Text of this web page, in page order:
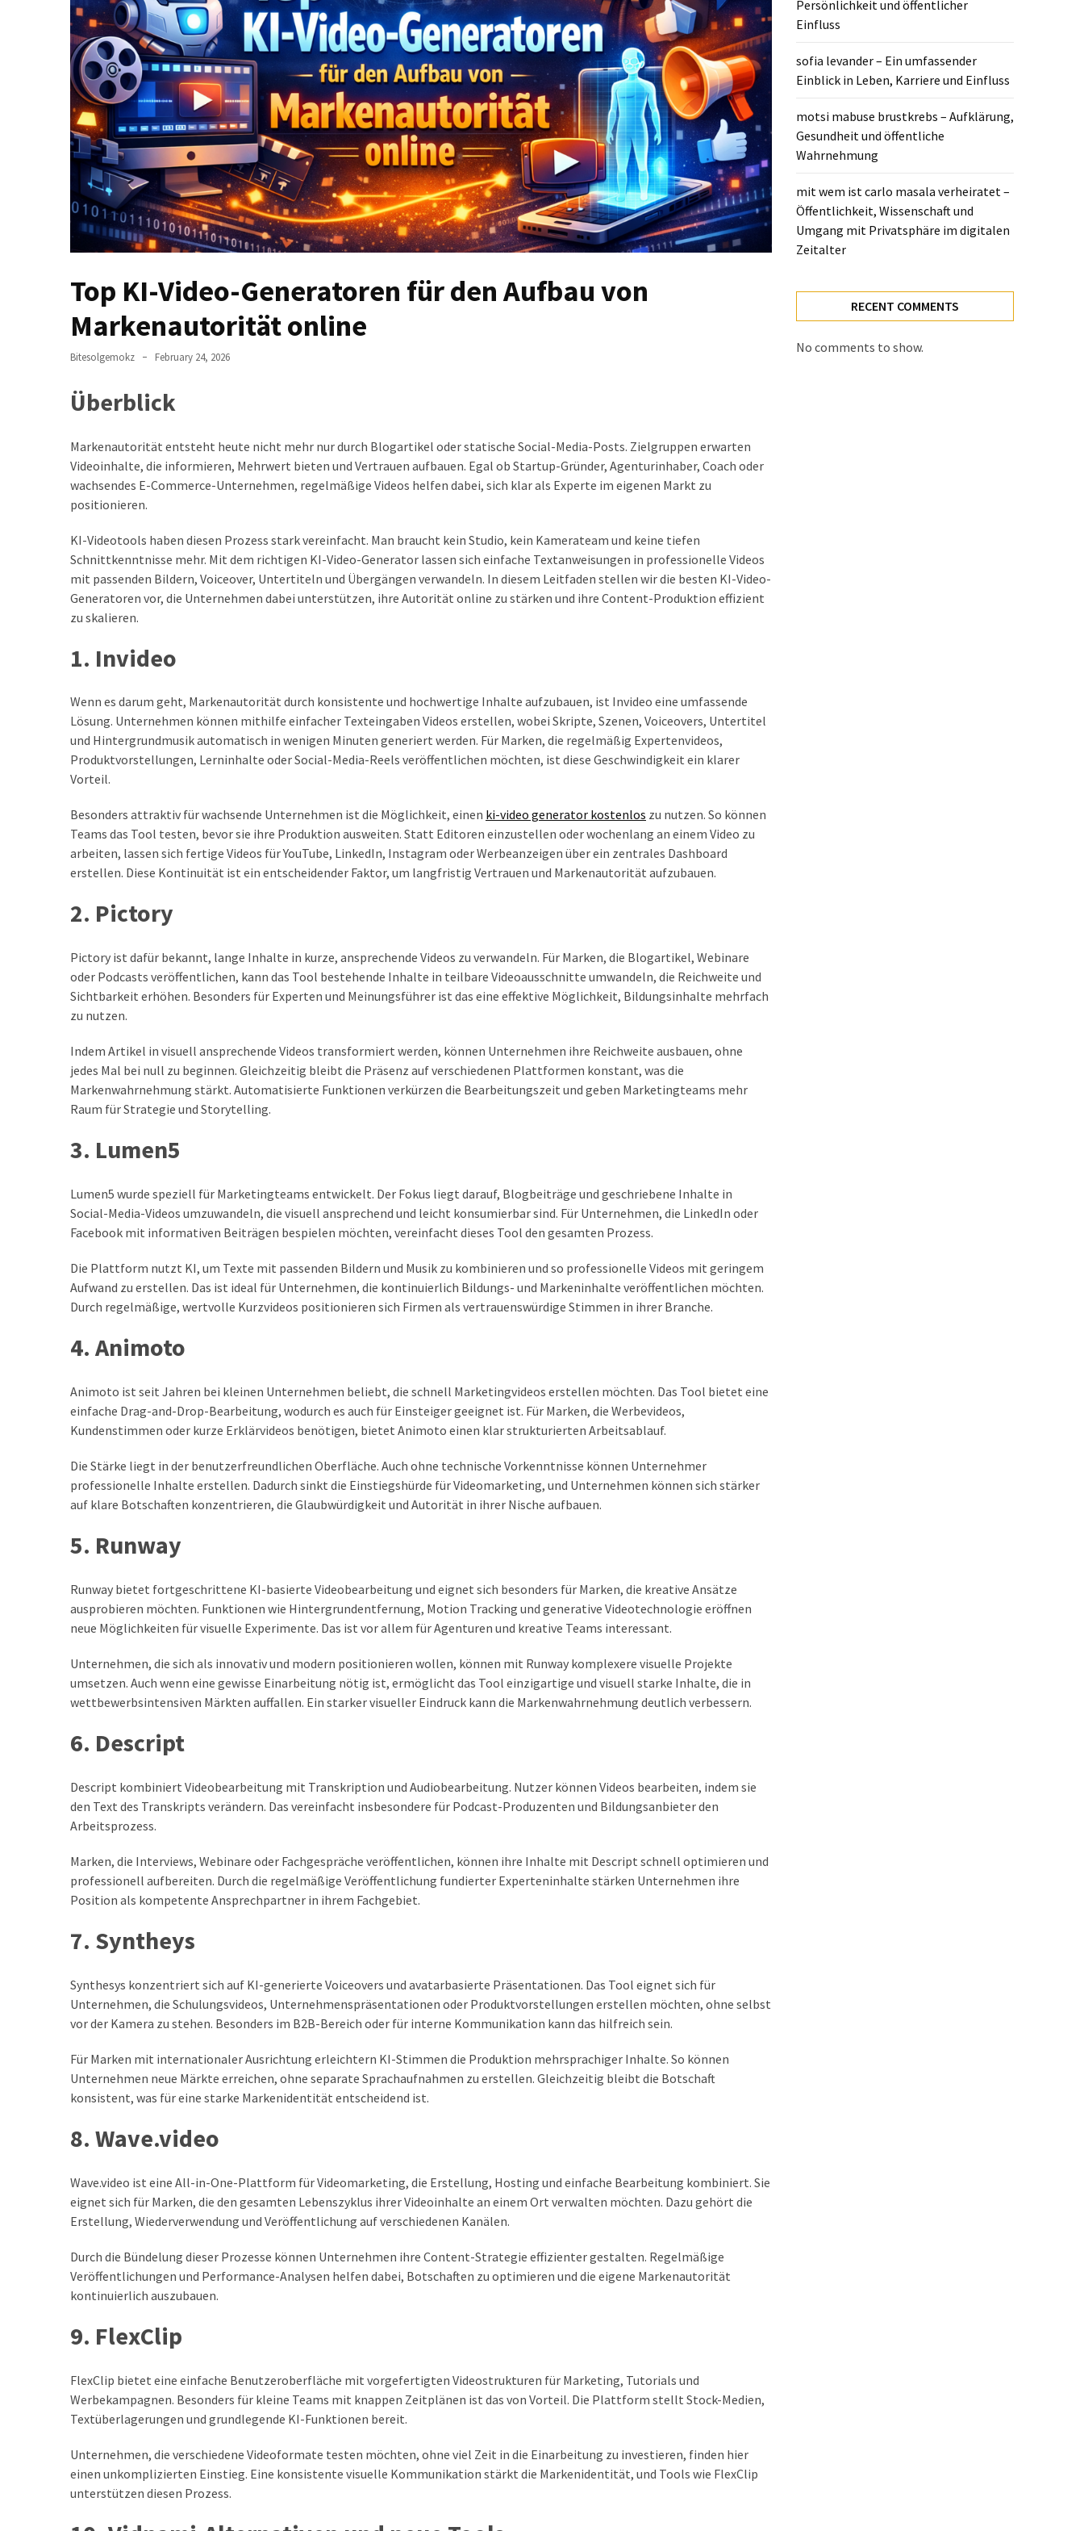
Top KI-Video-Generatoren für den Aufbau von
Markenautorität online
Bitesolgemokz February 24, 2026
Überblick
Markenautorität entsteht heute nicht mehr nur durch Blogartikel oder statische Social-Media-Posts. Zielgruppen erwarten
Videoinhalte, die informieren, Mehrwert bieten und Vertrauen aufbauen. Egal ob Startup-Gründer, Agenturinhaber, Coach oder
wachsendes E-Commerce-Unternehmen, regelmäßige Videos helfen dabei, sich klar als Experte im eigenen Markt zu
positionieren.
KI-Videotools haben diesen Prozess stark vereinfacht. Man braucht kein Studio, kein Kamerateam und keine tiefen
Schnittkenntnisse mehr. Mit dem richtigen KI-Video-Generator lassen sich einfache Textanweisungen in professionelle Videos
mit passenden Bildern, Voiceover, Untertiteln und Übergängen verwandeln. In diesem Leitfaden stellen wir die besten KI-Video-
Generatoren vor, die Unternehmen dabei unterstützen, ihre Autorität online zu stärken und ihre Content-Produktion effizient
zu skalieren.
1. Invideo
Wenn es darum geht, Markenautorität durch konsistente und hochwertige Inhalte aufzubauen, ist Invideo eine umfassende
Lösung. Unternehmen können mithilfe einfacher Texteingaben Videos erstellen, wobei Skripte, Szenen, Voiceovers, Untertitel
und Hintergrundmusik automatisch in wenigen Minuten generiert werden. Für Marken, die regelmäßig Expertenvideos,
Produktvorstellungen, Lerninhalte oder Social-Media-Reels veröffentlichen möchten, ist diese Geschwindigkeit ein klarer
Vorteil.
Besonders attraktiv für wachsende Unternehmen ist die Möglichkeit, einen ki-video generator kostenlos zu nutzen. So können
Teams das Tool testen, bevor sie ihre Produktion ausweiten. Statt Editoren einzustellen oder wochenlang an einem Video zu
arbeiten, lassen sich fertige Videos für YouTube, LinkedIn, Instagram oder Werbeanzeigen über ein zentrales Dashboard
erstellen. Diese Kontinuität ist ein entscheidender Faktor, um langfristig Vertrauen und Markenautorität aufzubauen.
2. Pictory
Pictory ist dafür bekannt, lange Inhalte in kurze, ansprechende Videos zu verwandeln. Für Marken, die Blogartikel, Webinare
oder Podcasts veröffentlichen, kann das Tool bestehende Inhalte in teilbare Videoausschnitte umwandeln, die Reichweite und
Sichtbarkeit erhöhen. Besonders für Experten und Meinungsführer ist das eine effektive Möglichkeit, Bildungsinhalte mehrfach
zu nutzen.
Indem Artikel in visuell ansprechende Videos transformiert werden, können Unternehmen ihre Reichweite ausbauen, ohne
jedes Mal bei null zu beginnen. Gleichzeitig bleibt die Präsenz auf verschiedenen Plattformen konstant, was die
Markenwahrnehmung stärkt. Automatisierte Funktionen verkürzen die Bearbeitungszeit und geben Marketingteams mehr
Raum für Strategie und Storytelling.
3. Lumen5
Lumen5 wurde speziell für Marketingteams entwickelt. Der Fokus liegt darauf, Blogbeiträge und geschriebene Inhalte in
Social-Media-Videos umzuwandeln, die visuell ansprechend und leicht konsumierbar sind. Für Unternehmen, die LinkedIn oder
Facebook mit informativen Beiträgen bespielen möchten, vereinfacht dieses Tool den gesamten Prozess.
Die Plattform nutzt KI, um Texte mit passenden Bildern und Musik zu kombinieren und so professionelle Videos mit geringem
Aufwand zu erstellen. Das ist ideal für Unternehmen, die kontinuierlich Bildungs- und Markeninhalte veröffentlichen möchten.
Durch regelmäßige, wertvolle Kurzvideos positionieren sich Firmen als vertrauenswürdige Stimmen in ihrer Branche.
4. Animoto
Animoto ist seit Jahren bei kleinen Unternehmen beliebt, die schnell Marketingvideos erstellen möchten. Das Tool bietet eine
einfache Drag-and-Drop-Bearbeitung, wodurch es auch für Einsteiger geeignet ist. Für Marken, die Werbevideos,
Kundenstimmen oder kurze Erklärvideos benötigen, bietet Animoto einen klar strukturierten Arbeitsablauf.
Die Stärke liegt in der benutzerfreundlichen Oberfläche. Auch ohne technische Vorkenntnisse können Unternehmer
professionelle Inhalte erstellen. Dadurch sinkt die Einstiegshürde für Videomarketing, und Unternehmen können sich stärker
auf klare Botschaften konzentrieren, die Glaubwürdigkeit und Autorität in ihrer Nische aufbauen.
5. Runway
Runway bietet fortgeschrittene KI-basierte Videobearbeitung und eignet sich besonders für Marken, die kreative Ansätze
ausprobieren möchten. Funktionen wie Hintergrundentfernung, Motion Tracking und generative Videotechnologie eröffnen
neue Möglichkeiten für visuelle Experimente. Das ist vor allem für Agenturen und kreative Teams interessant.
Unternehmen, die sich als innovativ und modern positionieren wollen, können mit Runway komplexere visuelle Projekte
umsetzen. Auch wenn eine gewisse Einarbeitung nötig ist, ermöglicht das Tool einzigartige und visuell starke Inhalte, die in
wettbewerbsintensiven Märkten auffallen. Ein starker visueller Eindruck kann die Markenwahrnehmung deutlich verbessern.
6. Descript
Descript kombiniert Videobearbeitung mit Transkription und Audiobearbeitung. Nutzer können Videos bearbeiten, indem sie
den Text des Transkripts verändern. Das vereinfacht insbesondere für Podcast-Produzenten und Bildungsanbieter den
Arbeitsprozess.
Marken, die Interviews, Webinare oder Fachgespräche veröffentlichen, können ihre Inhalte mit Descript schnell optimieren und
professionell aufbereiten. Durch die regelmäßige Veröffentlichung fundierter Experteninhalte stärken Unternehmen ihre
Position als kompetente Ansprechpartner in ihrem Fachgebiet.
7. Syntheys
Synthesys konzentriert sich auf KI-generierte Voiceovers und avatarbasierte Präsentationen. Das Tool eignet sich für
Unternehmen, die Schulungsvideos, Unternehmenspräsentationen oder Produktvorstellungen erstellen möchten, ohne selbst
vor der Kamera zu stehen. Besonders im B2B-Bereich oder für interne Kommunikation kann das hilfreich sein.
Für Marken mit internationaler Ausrichtung erleichtern KI-Stimmen die Produktion mehrsprachiger Inhalte. So können
Unternehmen neue Märkte erreichen, ohne separate Sprachaufnahmen zu erstellen. Gleichzeitig bleibt die Botschaft
konsistent, was für eine starke Markenidentität entscheidend ist.
8. Wave.video
Wave.video ist eine All-in-One-Plattform für Videomarketing, die Erstellung, Hosting und einfache Bearbeitung kombiniert. Sie
eignet sich für Marken, die den gesamten Lebenszyklus ihrer Videoinhalte an einem Ort verwalten möchten. Dazu gehört die
Erstellung, Wiederverwendung und Veröffentlichung auf verschiedenen Kanälen.
Durch die Bündelung dieser Prozesse können Unternehmen ihre Content-Strategie effizienter gestalten. Regelmäßige
Veröffentlichungen und Performance-Analysen helfen dabei, Botschaften zu optimieren und die eigene Markenautorität
kontinuierlich auszubauen.
9. FlexClip
FlexClip bietet eine einfache Benutzeroberfläche mit vorgefertigten Videostrukturen für Marketing, Tutorials und
Werbekampagnen. Besonders für kleine Teams mit knappen Zeitplänen ist das von Vorteil. Die Plattform stellt Stock-Medien,
Textüberlagerungen und grundlegende KI-Funktionen bereit.
Unternehmen, die verschiedene Videoformate testen möchten, ohne viel Zeit in die Einarbeitung zu investieren, finden hier
einen unkomplizierten Einstieg. Eine konsistente visuelle Kommunikation stärkt die Markenidentität, und Tools wie FlexClip
unterstützen diesen Prozess.
Persönlichkeit und öffentlicher
Einfluss
sofia levander – Ein umfassender
Einblick in Leben, Karriere und Einfluss
motsi mabuse brustkrebs – Aufklärung,
Gesundheit und öffentliche
Wahrnehmung
mit wem ist carlo masala verheiratet –
Öffentlichkeit, Wissenschaft und
Umgang mit Privatsphäre im digitalen
Zeitalter
RECENT COMMENTS
No comments to show.